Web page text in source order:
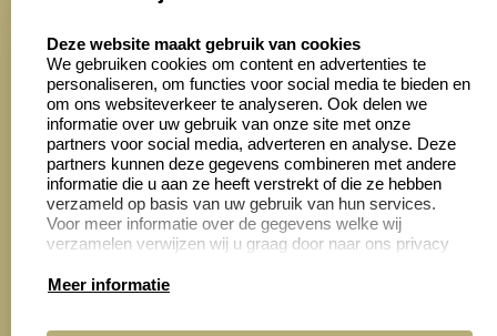
4028 beoordelingen
Zakelijk:
Aanvraag op maat
Cadeaubonnen
Klantenservice:
Contact opnemen
Veelgestelde vragen
Retourneren
Deze website maakt gebruik van cookies
We gebruiken cookies om content en advertenties te
personaliseren, om functies voor social media te bieden en
om ons websiteverkeer te analyseren. Ook delen we
informatie over uw gebruik van onze site met onze
partners voor social media, adverteren en analyse. Deze
partners kunnen deze gegevens combineren met andere
informatie die u aan ze heeft verstrekt of die ze hebben
verzameld op basis van uw gebruik van hun services.
Voor meer informatie over de gegevens welke wij
verzamelen verwijzen wij u graag door naar ons privacy
Meer informatie